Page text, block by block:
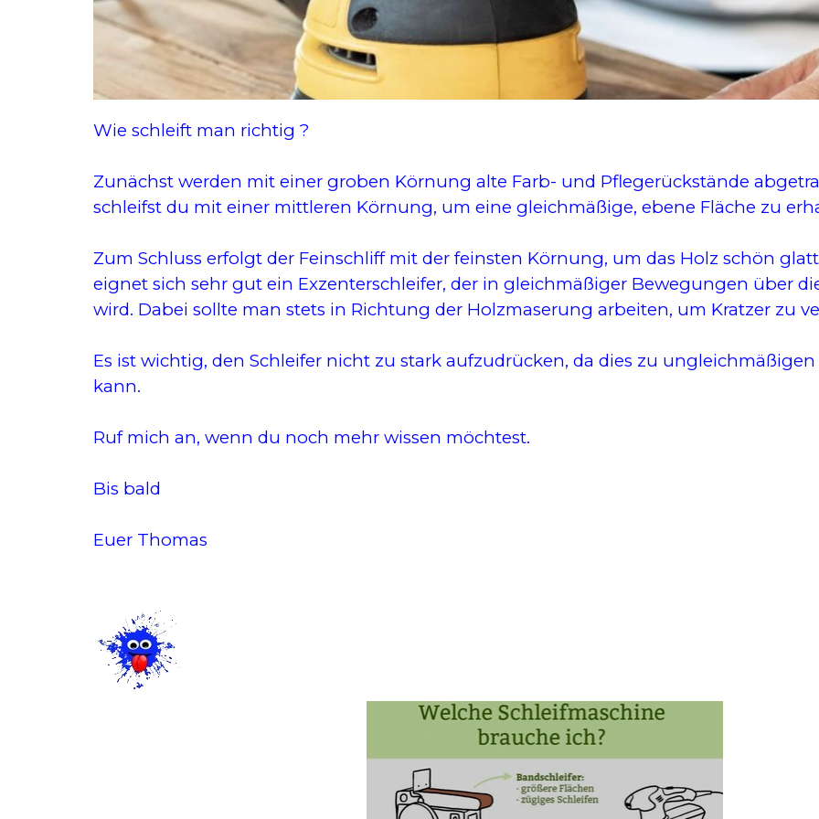
Wie schleift man richtig ?
Zunächst werden mit einer groben Körnung alte Farb- und Pflegerückstände
schleifst du mit einer mittleren Körnung, um eine gleichmäßige, ebene Fläche zu
Zum Schluss erfolgt der Feinschliff mit der feinsten Körnung, um das Holz schön
eignet sich sehr gut ein Exzenterschleifer, der in gleichmäßiger Bewegungen über
wird. Dabei sollte man stets in Richtung der Holzmaserung arbeiten, um Kratzer zu
Es ist wichtig, den Schleifer nicht zu stark aufzudrücken, da dies zu
kann.
Ruf mich an, wenn du noch mehr wissen möchtest.
Bis bald
Euer Thomas